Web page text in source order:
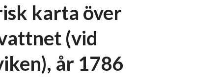
karta över
(vid
år 1786